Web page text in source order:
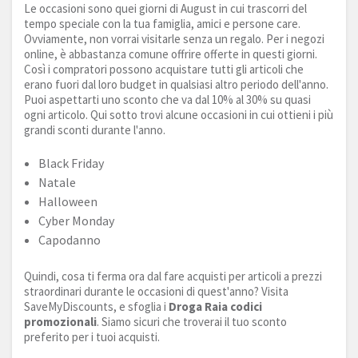
Le occasioni sono quei giorni di August in cui trascorri del
tempo speciale con la tua famiglia, amici e persone care.
Ovviamente, non vorrai visitarle senza un regalo. Per i negozi
online, è abbastanza comune offrire offerte in questi giorni.
Così i compratori possono acquistare tutti gli articoli che
erano fuori dal loro budget in qualsiasi altro periodo dell'anno.
Puoi aspettarti uno sconto che va dal 10% al 30% su quasi
ogni articolo. Qui sotto trovi alcune occasioni in cui ottieni i più
grandi sconti durante l'anno.
Black Friday
Natale
Halloween
Cyber Monday
Capodanno
Quindi, cosa ti ferma ora dal fare acquisti per articoli a prezzi
straordinari durante le occasioni di quest'anno? Visita
SaveMyDiscounts, e sfoglia i Droga Raia codici
promozionali. Siamo sicuri che troverai il tuo sconto
preferito per i tuoi acquisti.